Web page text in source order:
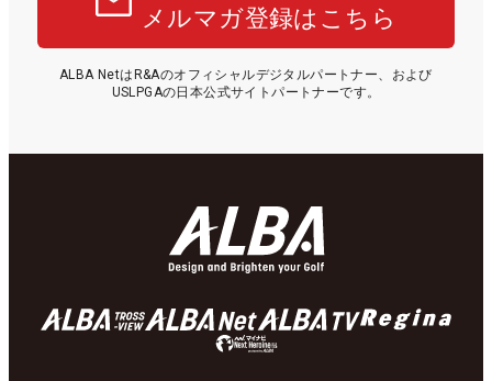
メルマガ登録はこちら
ALBA NetはR&Aのオフィシャルデジタルパートナー、および
USLPGAの日本公式サイトパートナーです。